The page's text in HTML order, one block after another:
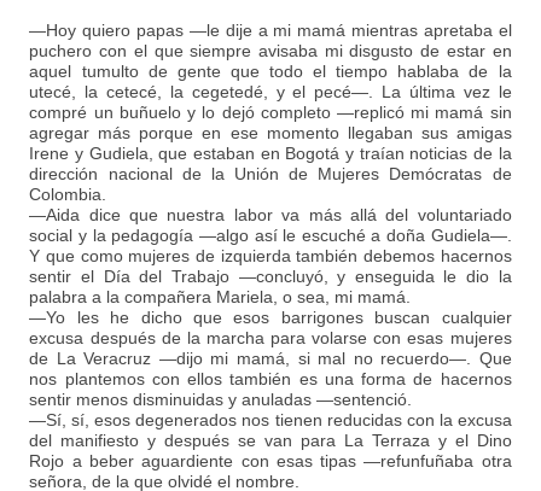
—Hoy quiero papas —le dije a mi mamá mientras apretaba el
puchero con el que siempre avisaba mi disgusto de estar en
aquel tumulto de gente que todo el tiempo hablaba de la
utecé, la cetecé, la cegetedé, y el pecé—. La última vez le
compré un buñuelo y lo dejó completo —replicó mi mamá sin
agregar más porque en ese momento llegaban sus amigas
Irene y Gudiela, que estaban en Bogotá y traían noticias de la
dirección nacional de la Unión de Mujeres Demócratas de
Colombia.
—Aida dice que nuestra labor va más allá del voluntariado
social y la pedagogía —algo así le escuché a doña Gudiela—.
Y que como mujeres de izquierda también debemos hacernos
sentir el Día del Trabajo —concluyó, y enseguida le dio la
palabra a la compañera Mariela, o sea, mi mamá.
—Yo les he dicho que esos barrigones buscan cualquier
excusa después de la marcha para volarse con esas mujeres
de La Veracruz —dijo mi mamá, si mal no recuerdo—. Que
nos plantemos con ellos también es una forma de hacernos
sentir menos disminuidas y anuladas —sentenció.
—Sí, sí, esos degenerados nos tienen reducidas con la excusa
del manifiesto y después se van para La Terraza y el Dino
Rojo a beber aguardiente con esas tipas —refunfuñaba otra
señora, de la que olvidé el nombre.